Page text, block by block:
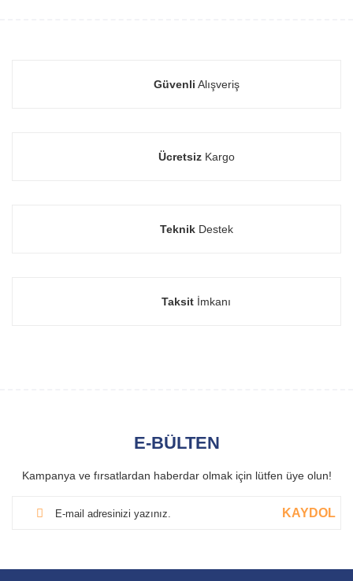
Güvenli Alışveriş
ÜcretsizKargo
TeknikDestek
Taksit İmkanı
E-BÜLTEN
Kampanya ve fırsatlardan haberdar olmak için lütfen üye olun!
KAYDOL